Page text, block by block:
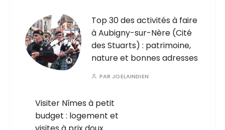
Top 30 des activités à faire
à Aubigny-sur-Nère (Cité
des Stuarts) : patrimoine,
nature et bonnes adresses
PAR JOELAINDIEN
Visiter Nîmes à petit
budget : logement et